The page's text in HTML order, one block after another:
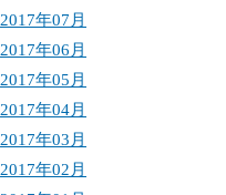
2017年07月
2017年06月
2017年05月
2017年04月
2017年03月
2017年02月